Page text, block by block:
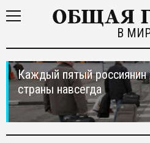
В
Каждый пятый россиянин
страны навсегда